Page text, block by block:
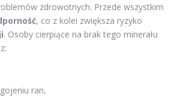
zdrowotnych. Przede wszystkim
, co z kolei zwiększa ryzyko
. Osoby cierpiące na brak tego minerału
ran,